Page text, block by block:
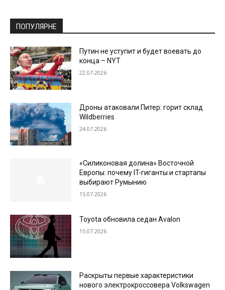
ПОПУЛЯРНЕ
Путин не уступит и будет воевать до
конца – NYT
22.07.2026
Дроны атаковали Питер: горит склад
Wildberries
24.07.2026
«Силиконовая долина» Восточной
Европы: почему IT-гиганты и стартапы
выбирают Румынию
15.07.2026
Toyota обновила седан Avalon
15.07.2026
Раскрыты первые характеристики
нового электрокроссовера Volkswagen